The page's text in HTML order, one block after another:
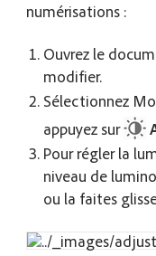
numérisations :
Ouvrez le
modifier.
Sélectionnez
appuyez sur
Pour régler la
niveau de
ou la faites